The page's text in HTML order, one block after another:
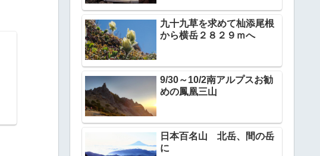
九十九草を求めて杣添尾根
から横岳２８２９ｍへ
9/30～10/2南アルプスお勧
めの鳳凰三山
日本百名山 北岳、間の岳
に